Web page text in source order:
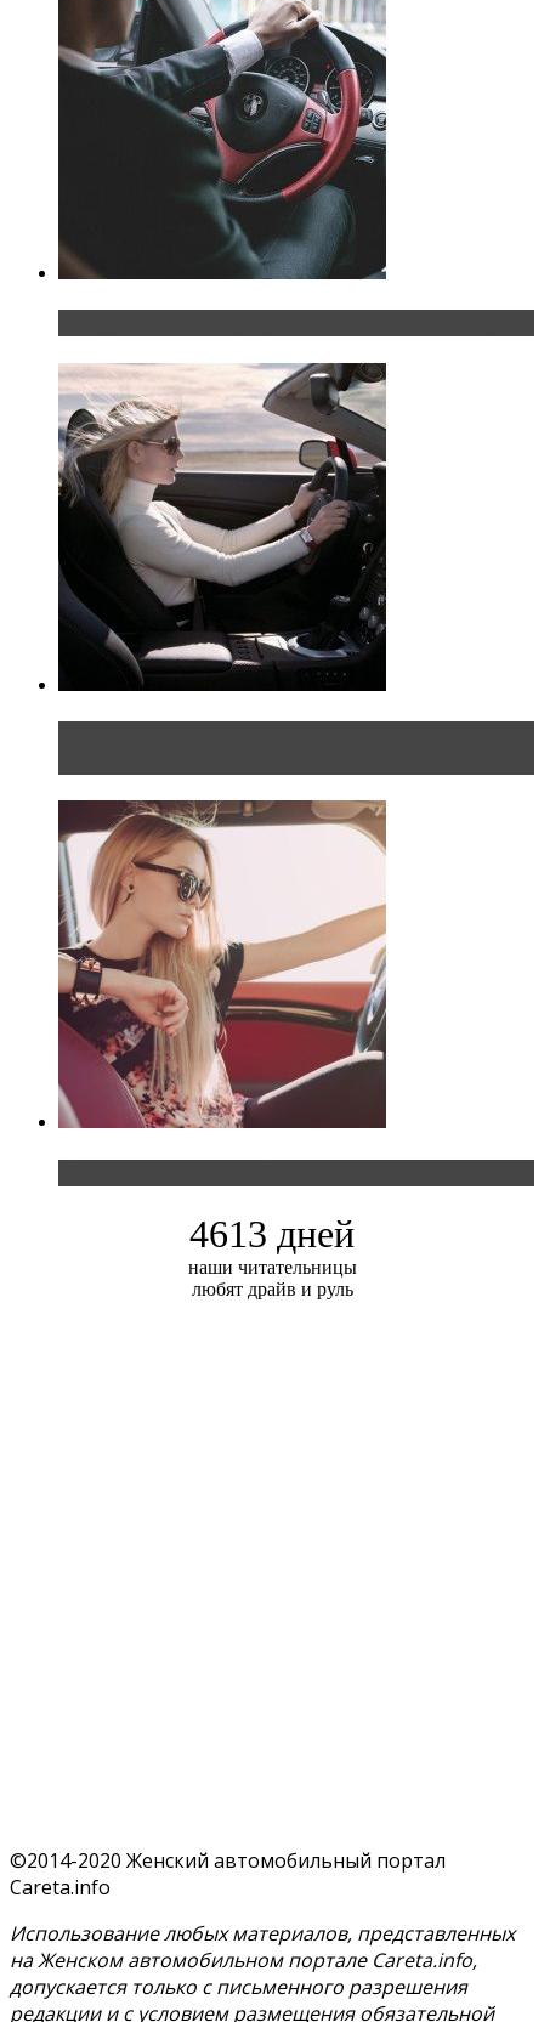
4613 дней
наши читательницы
любят драйв и руль
©2014-2020 Женский автомобильный портал
Careta.info
Использование любых материалов, представленных
на Женском автомобильном портале Careta.info,
допускается только с письменного разрешения
редакции и с условием размещения обязательной